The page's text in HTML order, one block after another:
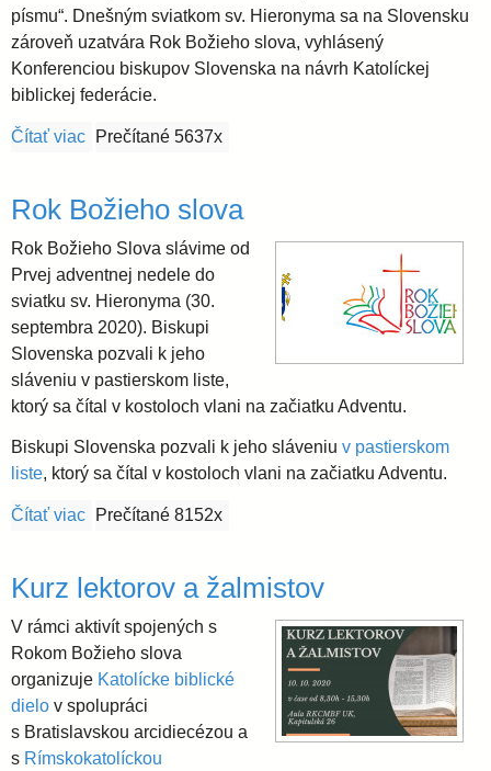
a
r
c
i
d
i
e
c
é
z
a
písmu“. Dnešným sviatkom sv. Hieronyma sa na Slovensku
zároveň uzatvára Rok Božieho slova, vyhlásený
Konferenciou biskupov Slovenska na návrh Katolíckej
biblickej federácie.
Čítať viac o Pápež vydal list k 1600. výročiu sv. Hieronyma:
Prečítané 5637x
Rok Božieho slova
Rok Božieho Slova slávime od
Prvej adventnej nedele do
sviatku sv. Hieronyma (30.
septembra 2020). Biskupi
Slovenska pozvali k jeho
sláveniu v pastierskom liste,
ktorý sa čítal v kostoloch vlani na začiatku Adventu.
Biskupi Slovenska pozvali k jeho sláveniu v pastierskom
liste, ktorý sa čítal v kostoloch vlani na začiatku Adventu.
Čítať viac o Rok Božieho slova
Prečítané 8152x
Kurz lektorov a žalmistov
V rámci aktivít spojených s
Rokom Božieho slova
organizuje Katolícke biblické
dielo v spolupráci
s Bratislavskou arcidiecézou a
s Rímskokatolíckou